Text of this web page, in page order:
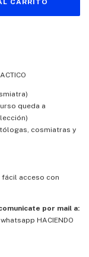
queda a
cosmiatras y
fácil acceso con
por mail a:
HACIENDO